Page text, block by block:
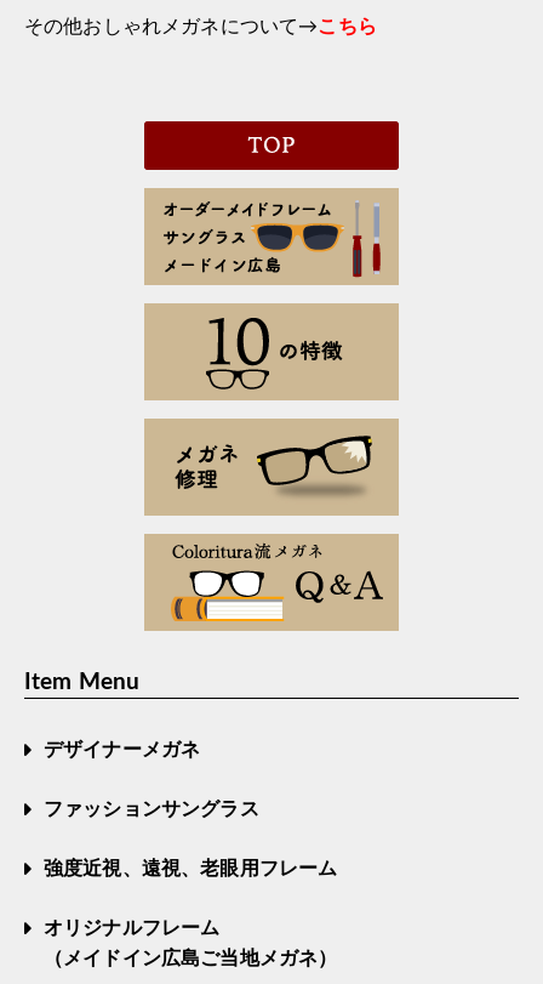
その他おしゃれメガネについて→こちら
Item Menu
デザイナーメガネ
ファッションサングラス
強度近視、遠視、老眼用フレーム
オリジナルフレーム
（メイドイン広島ご当地メガネ）